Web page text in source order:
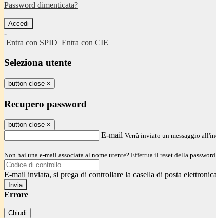
Password dimenticata?
-
Entra con SPID Entra con CIE
Seleziona utente
button close ×
Recupero password
button close ×
E-mail Verrà inviato un messaggio
Non hai una e-mail associata al nome utente? Effettua il reset della
E-mail inviata, si prega di controllare la casella di posta
Errore
Chiudi